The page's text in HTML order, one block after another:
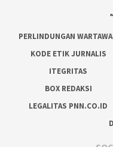
PERLINDUNGAN
KODE ETIK JURNALIS
ITEGRITAS
BOX REDAKSI
LEGALITAS PNN.CO.ID